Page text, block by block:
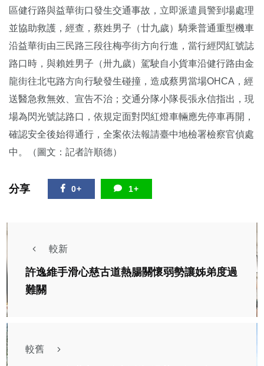
區健行路與益華街口發生交通事故，立即派遣員警到場處理
並協助救護，經查，蔡姓男子（廿九歲）騎乘普通重型機車
沿益華街由三民路三段往梅亭街方向行進，當行經閃紅號誌
路口時，與賴姓男子（卅九歲）駕駛自小貨車沿健行路由金
龍街往北屯路方向行駛發生碰撞，造成蔡男當場OHCA，經
送醫急救無效、宣告不治；交通分隊小隊長張永信指出，現
場為閃光號誌路口，依規定面對閃紅燈車輛應先停車再開，
確認安全後始得通行，全案依法報請臺中地檢署檢察官偵處
中。（圖文：記者許順德）
分享 0+ 1+
較新
許逸維手滑心慈古道熱腸關懷弱勢讓姊弟度過
難關
較舊